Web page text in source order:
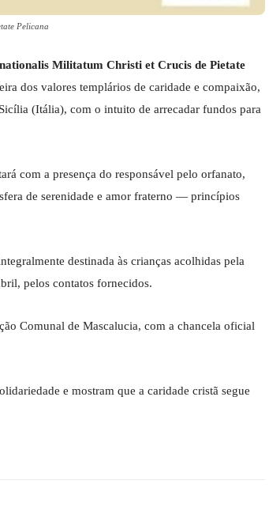
Pelicana
Militatum Christi et Crucis de Pietate
dos valores templários de caridade e compaixão,
(Itália), com o intuito de arrecadar fundos para
com a presença do responsável pelo orfanato,
de serenidade e amor fraterno — princípios
destinada às crianças acolhidas pela
pelos contatos fornecidos.
Comunal de Mascalucia, com a chancela oficial
e mostram que a caridade cristã segue